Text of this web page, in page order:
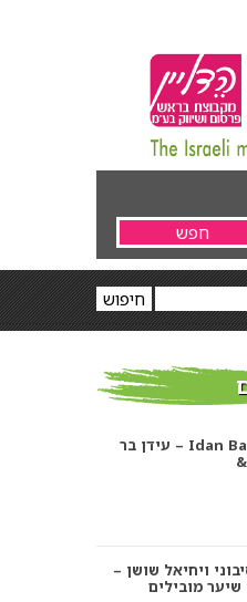
עידן בר – Idan Bar Hair
ויחיאל שושן –
מובילים